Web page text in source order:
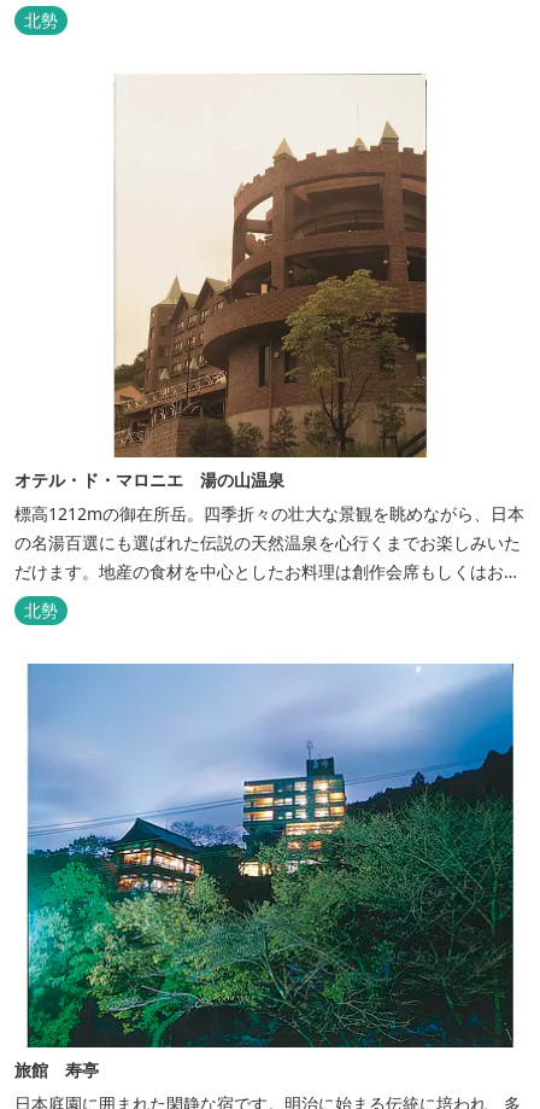
慢の大浴場からは、雄大な御在所岳を背に、御在所ロープウェイが
望めます。季節ごとに表情を変える湯の山の自然と対話しながら至
極のひとときをどうぞ。
北勢
オテル・ド・マロニエ 湯の山温泉
標高1212mの御在所岳。四季折々の壮大な景観を眺めながら、日本
の名湯百選にも選ばれた伝説の天然温泉を心行くまでお楽しみいた
だけます。地産の食材を中心としたお料理は創作会席もしくはお箸
でもお楽しみいただける本格フレンチをお選びいただけ、会席・フ
レンチコースとも同じテーブルにてご賞味いただけます。また館内
やお食事は浴衣姿でお楽しみいただけます。ゆったり、気軽に安心
北勢
旅館 寿亭
日本庭園に囲まれた閑静な宿です。明治に始まる伝統に培われ、多